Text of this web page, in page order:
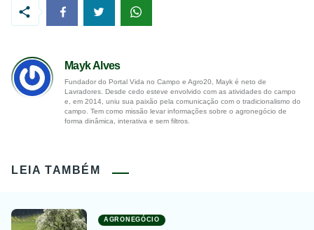
Mayk Alves
Fundador do Portal Vida no Campo e Agro20, Mayk é neto de
Lavradores. Desde cedo esteve envolvido com as atividades do campo
e, em 2014, uniu sua paixão pela comunicação com o tradicionalismo do
campo. Tem como missão levar informações sobre o agronegócio de
forma dinâmica, interativa e sem filtros.
LEIA TAMBÉM
AGRONEGÓCIO